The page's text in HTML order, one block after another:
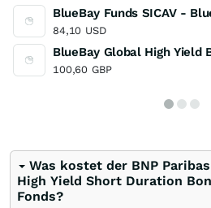
BlueBay Funds SICAV -
84,10 USD
BlueBay Global High Yield
100,60 GBP
Was kostet der BNP
High Yield Short Duration
Fonds?